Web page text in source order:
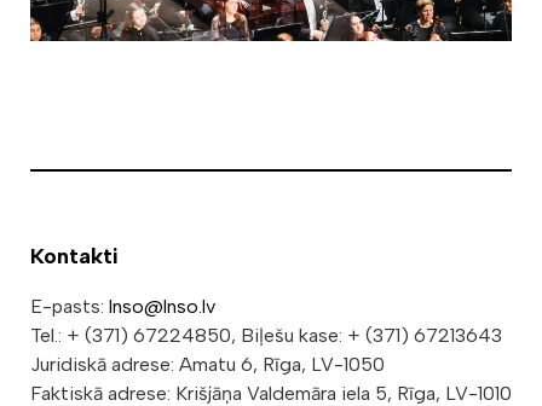
Kontakti
E-pasts: lnso@lnso.lv
Tel.: + (371) 67224850, Biļešu kase: + (371) 67213643
Juridiskā adrese: Amatu 6, Rīga, LV-1050
Faktiskā adrese: Krišjāņa Valdemāra iela 5, Rīga, LV-1010